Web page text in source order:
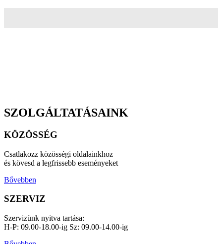
SZOLGÁLTATÁSAINK
KÖZÖSSÉG
Csatlakozz közösségi oldalainkhoz
és kövesd a legfrissebb eseményeket
Bővebben
SZERVIZ
Szervizünk nyitva tartása:
H-P: 09.00-18.00-ig Sz: 09.00-14.00-ig